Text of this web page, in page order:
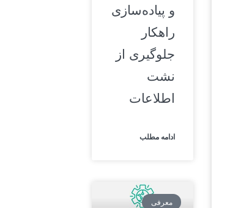
و پیاده‌سازی
راهکار
جلوگیری از
نشت
اطلاعات
ادامه مطلب
معرفی